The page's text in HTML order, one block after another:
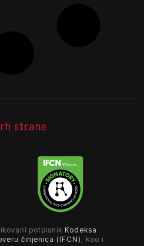
strane
potpisnik Kodeksa
činjenica (IFCN) , kao i